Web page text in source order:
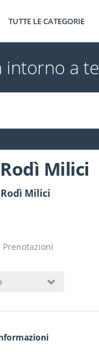
TUTTE LE CATEGORIE
intorno a te
Milici
Rodì Milici
Prenotazioni